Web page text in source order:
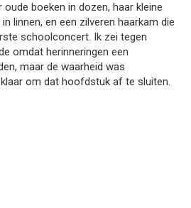
boeken in dozen, haar kleine
linnen, en een zilveren haarkam die
schoolconcert. Ik zei tegen
omdat herinneringen een
maar de waarheid was
om dat hoofdstuk af te sluiten.